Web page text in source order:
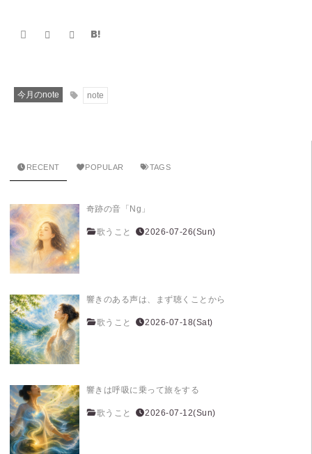
今月のnote note
RECENT POPULAR TAGS
奇跡の音「Ng」
歌うこと 2026-07-26(Sun)
響きのある声は、まず聴くことから
歌うこと 2026-07-18(Sat)
響きは呼吸に乗って旅をする
歌うこと 2026-07-12(Sun)